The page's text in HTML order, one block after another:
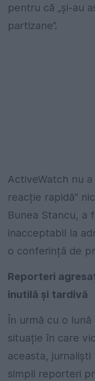
pentru că „și-au
partizane”.
ActiveWatch nu
reacție rapidă”
Bunea Stancu, a
inacceptabil la
o conferință de
Reporteri
inutilă și tardivă
În urmă cu o
situație în care
aceasta, jurnaliști
simpli reporteri